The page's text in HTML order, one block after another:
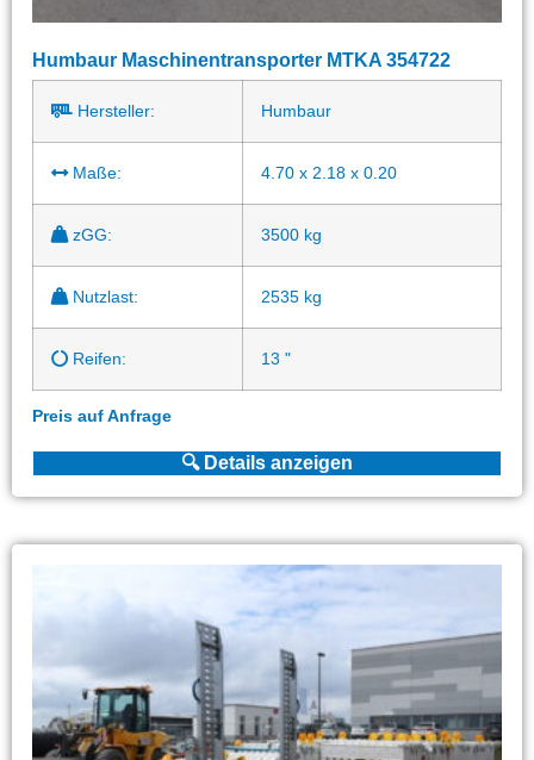
Humbaur Maschinentransporter MTKA 354722
Hersteller: Humbaur
Maße: 4.70 x 2.18 x 0.20
zGG: 3500 kg
Nutzlast: 2535 kg
Reifen: 13 "
Preis auf Anfrage
🔍 Details anzeigen